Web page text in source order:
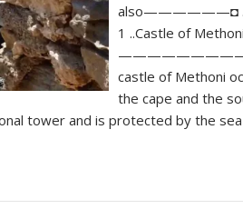
also——————◘
1 ..Castle of
castle of Methoni
the cape and the
tower and is protected by the